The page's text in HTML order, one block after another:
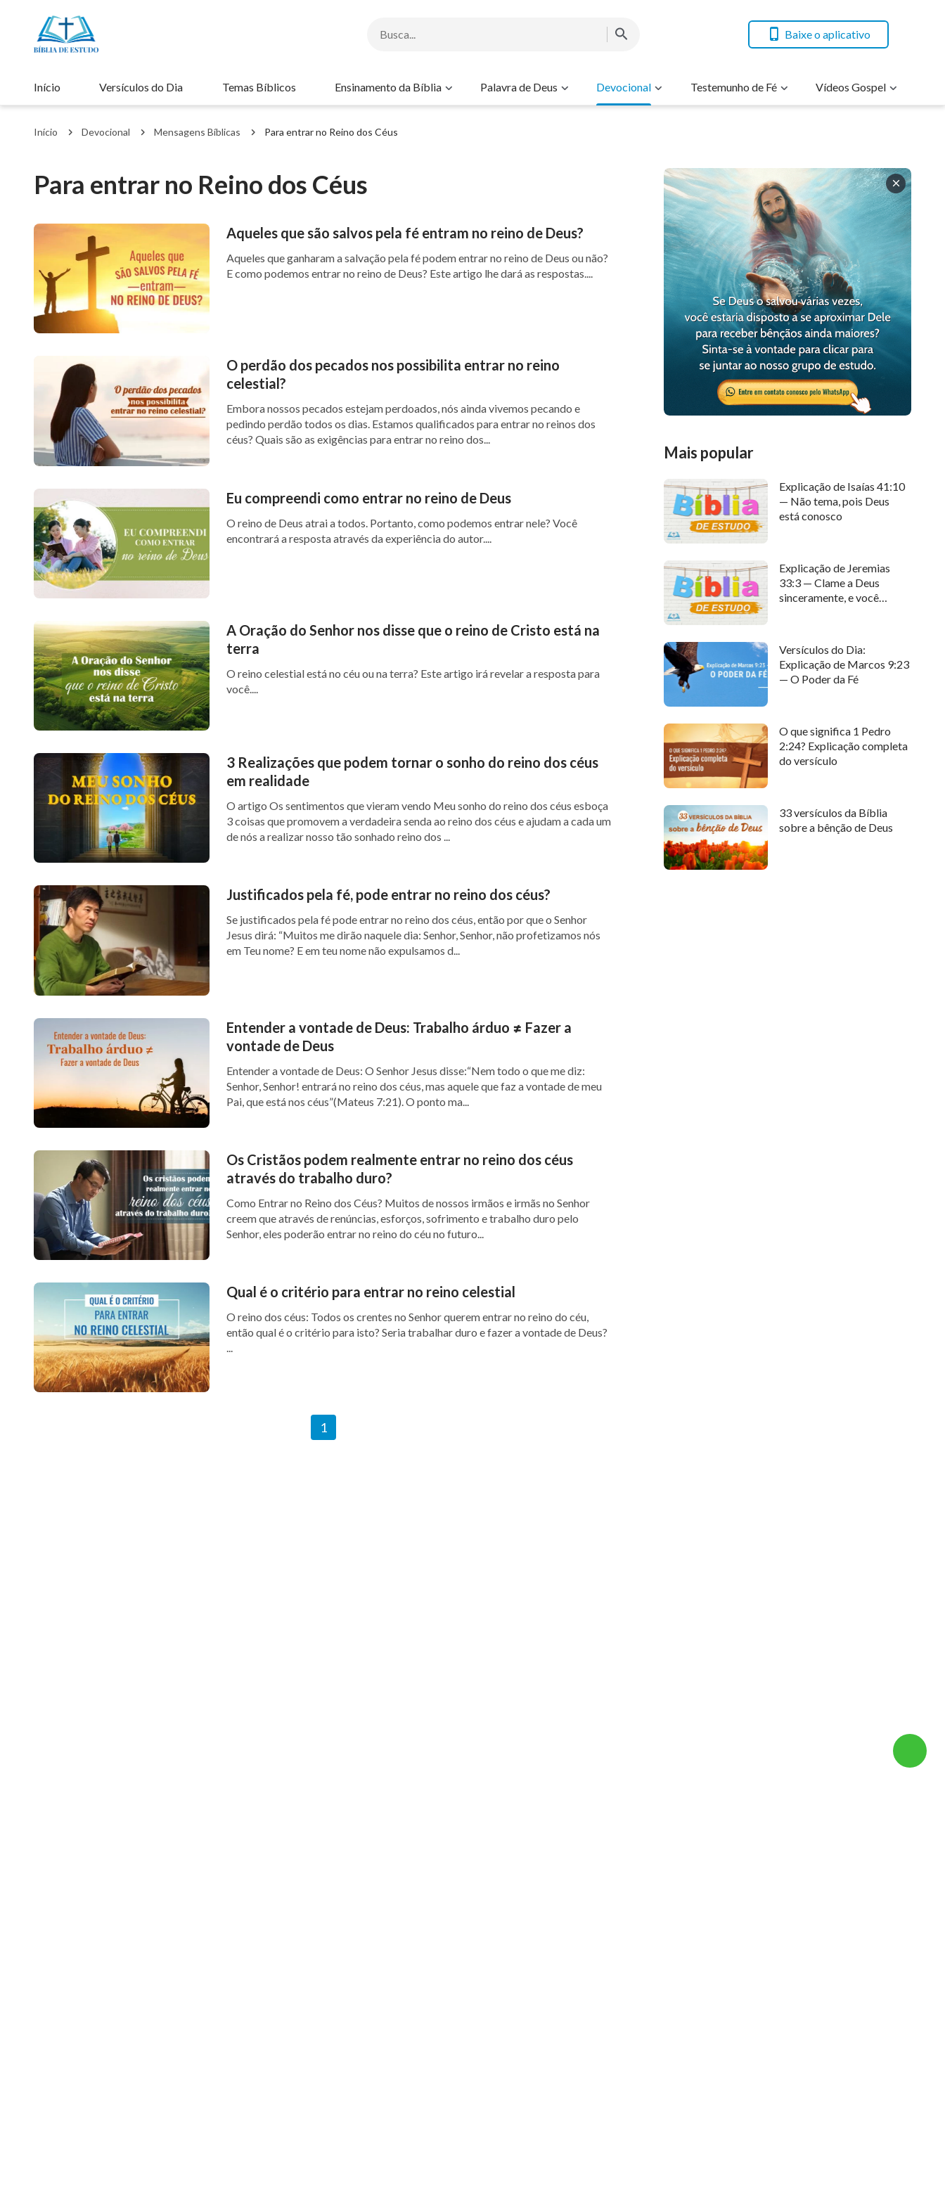
Baixe o aplicativo
Início Versículos do Dia Temas Bíblicos Ensinamento da Bíblia Palavra de Deus Devocional Testemunho de Fé Vídeos Gospel
Início Devocional Mensagens Bíblicas Para entrar no Reino dos Céus
Para entrar no Reino dos Céus
Aqueles que são salvos pela fé entram no reino de Deus?
Aqueles que ganharam a salvação pela fé podem entrar no reino de Deus ou não?
E como podemos entrar no reino de Deus? Este artigo lhe dará as respostas....
O perdão dos pecados nos possibilita entrar no reino
celestial?
Embora nossos pecados estejam perdoados, nós ainda vivemos pecando e
pedindo perdão todos os dias. Estamos qualificados para entrar no reinos dos
céus? Quais são as exigências para entrar no reino dos...
Eu compreendi como entrar no reino de Deus
O reino de Deus atrai a todos. Portanto, como podemos entrar nele? Você
encontrará a resposta através da experiência do autor....
A Oração do Senhor nos disse que o reino de Cristo está na
terra
O reino celestial está no céu ou na terra? Este artigo irá revelar a resposta para
você....
3 Realizações que podem tornar o sonho do reino dos céus
em realidade
O artigo Os sentimentos que vieram vendo Meu sonho do reino dos céus esboça
3 coisas que promovem a verdadeira senda ao reino dos céus e ajudam a cada um
de nós a realizar nosso tão sonhado reino dos ...
Justificados pela fé, pode entrar no reino dos céus?
Se justificados pela fé pode entrar no reino dos céus, então por que o Senhor
Jesus dirá: “Muitos me dirão naquele dia: Senhor, Senhor, não profetizamos nós
em Teu nome? E em teu nome não expulsamos d...
Entender a vontade de Deus: Trabalho árduo ≠ Fazer a
vontade de Deus
Entender a vontade de Deus: O Senhor Jesus disse:“Nem todo o que me diz:
Senhor, Senhor! entrará no reino dos céus, mas aquele que faz a vontade de meu
Pai, que está nos céus”(Mateus 7:21). O ponto ma...
Os Cristãos podem realmente entrar no reino dos céus
através do trabalho duro?
Como Entrar no Reino dos Céus? Muitos de nossos irmãos e irmãs no Senhor
creem que através de renúncias, esforços, sofrimento e trabalho duro pelo
Senhor, eles poderão entrar no reino do céu no futuro...
Qual é o critério para entrar no reino celestial
O reino dos céus: Todos os crentes no Senhor querem entrar no reino do céu,
então qual é o critério para isto? Seria trabalhar duro e fazer a vontade de Deus?
...
1
Mais popular
Explicação de Isaías 41:10
— Não tema, pois Deus
está conosco
Explicação de Jeremias
33:3 — Clame a Deus
sinceramente, e você
Versículos do Dia:
Explicação de Marcos 9:23
— O Poder da Fé
O que significa 1 Pedro
2:24? Explicação completa
do versículo
33 versículos da Bíblia
sobre a bênção de Deus